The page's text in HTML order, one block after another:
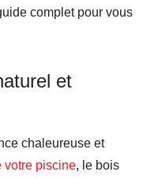
complet pour vous
et
chaleureuse et
votre piscine, le bois